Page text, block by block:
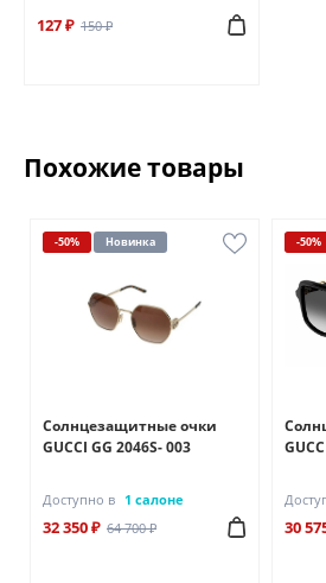
127 ₽ 150 ₽
Похожие товары
-50% Новинка
Солнцезащитные очки
GUCCI GG 2046S- 003
Доступно в 1 салоне
32 350 ₽ 64 700 ₽
-50%
30